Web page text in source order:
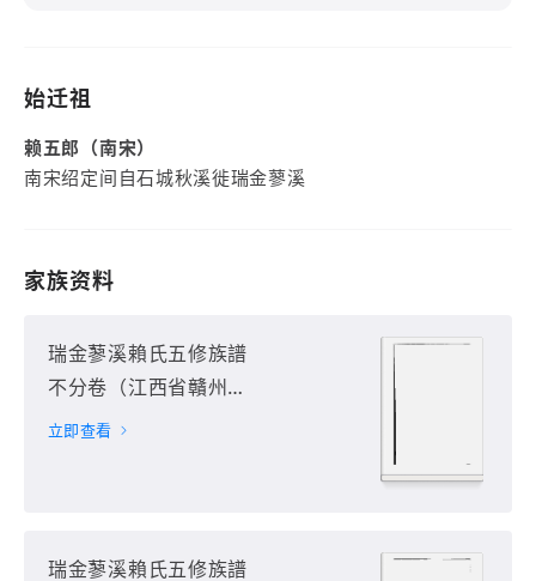
始迁祖
赖五郎（南宋）
南宋绍定间自石城秋溪徙瑞金蓼溪
家族资料
瑞金蓼溪賴氏五修族譜
不分卷（江西省贛州市
瑞金市）第1册
立即查看
瑞金蓼溪賴氏五修族譜